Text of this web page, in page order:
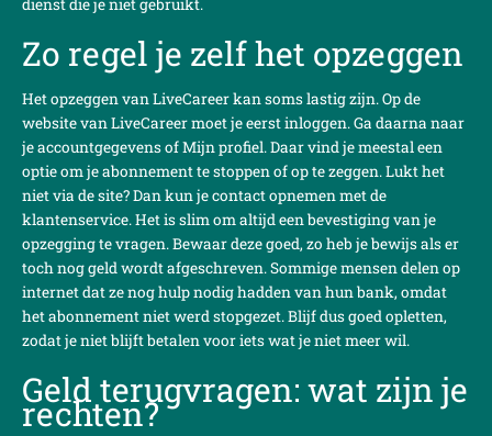
dienst die je niet gebruikt.
Zo regel je zelf het opzeggen
Het opzeggen van LiveCareer kan soms lastig zijn. Op de
website van LiveCareer moet je eerst inloggen. Ga daarna naar
je accountgegevens of Mijn profiel. Daar vind je meestal een
optie om je abonnement te stoppen of op te zeggen. Lukt het
niet via de site? Dan kun je contact opnemen met de
klantenservice. Het is slim om altijd een bevestiging van je
opzegging te vragen. Bewaar deze goed, zo heb je bewijs als er
toch nog geld wordt afgeschreven. Sommige mensen delen op
internet dat ze nog hulp nodig hadden van hun bank, omdat
het abonnement niet werd stopgezet. Blijf dus goed opletten,
zodat je niet blijft betalen voor iets wat je niet meer wil.
Geld terugvragen: wat zijn je
rechten?